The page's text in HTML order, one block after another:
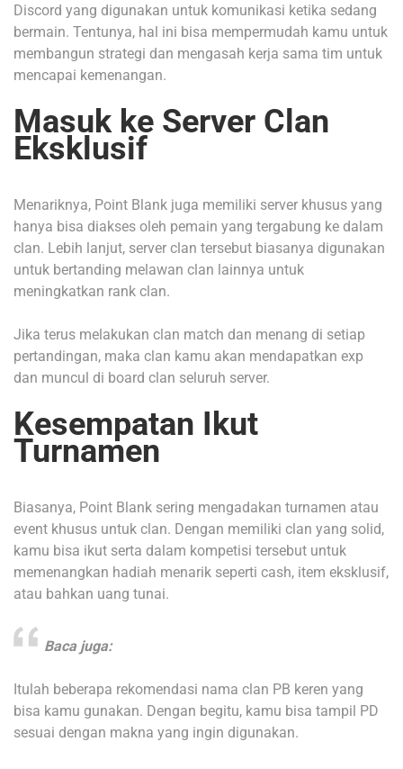
Discord yang digunakan untuk komunikasi ketika sedang
bermain. Tentunya, hal ini bisa mempermudah kamu untuk
membangun strategi dan mengasah kerja sama tim untuk
mencapai kemenangan.
Masuk ke Server Clan
Eksklusif
Menariknya, Point Blank juga memiliki server khusus yang
hanya bisa diakses oleh pemain yang tergabung ke dalam
clan. Lebih lanjut, server clan tersebut biasanya digunakan
untuk bertanding melawan clan lainnya untuk
meningkatkan rank clan.
Jika terus melakukan clan match dan menang di setiap
pertandingan, maka clan kamu akan mendapatkan exp
dan muncul di board clan seluruh server.
Kesempatan Ikut
Turnamen
Biasanya, Point Blank sering mengadakan turnamen atau
event khusus untuk clan. Dengan memiliki clan yang solid,
kamu bisa ikut serta dalam kompetisi tersebut untuk
memenangkan hadiah menarik seperti cash, item eksklusif,
atau bahkan uang tunai.
Baca juga:
Itulah beberapa rekomendasi nama clan PB keren yang
bisa kamu gunakan. Dengan begitu, kamu bisa tampil PD
sesuai dengan makna yang ingin digunakan.